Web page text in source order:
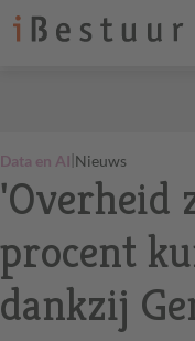
Data en AI|Nieuws
'Overheid
procent
dankzij